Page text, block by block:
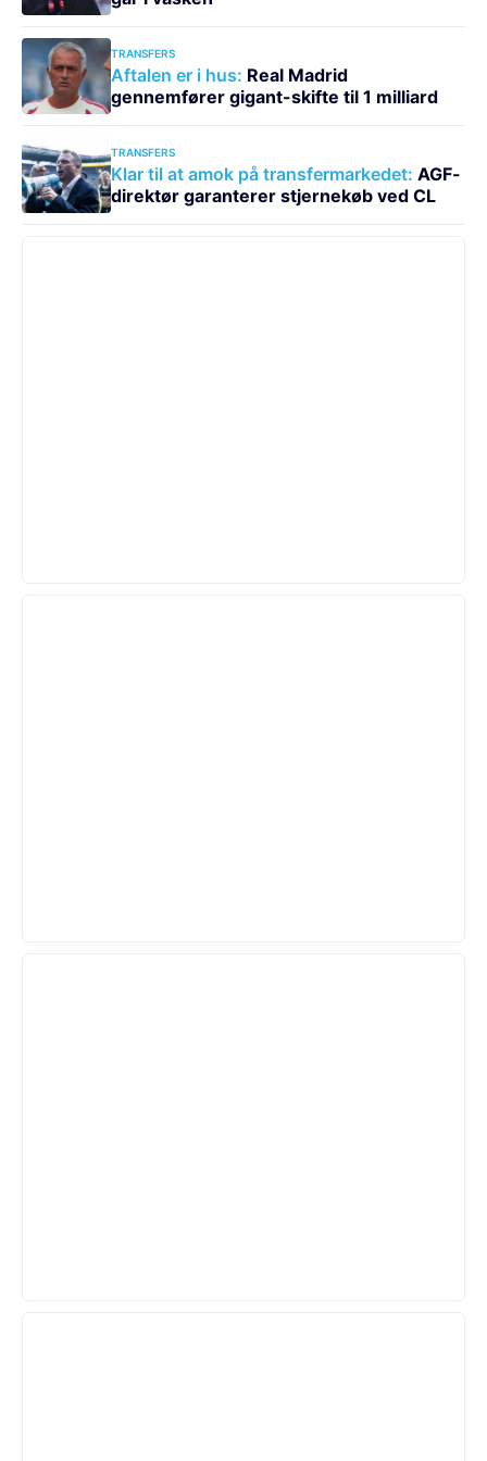
TRANSFERS
Aftalen er i hus: Real Madrid
gennemfører gigant-skifte til 1 milliard
TRANSFERS
Klar til at amok på transfermarkedet: AGF-
direktør garanterer stjernekøb ved CL